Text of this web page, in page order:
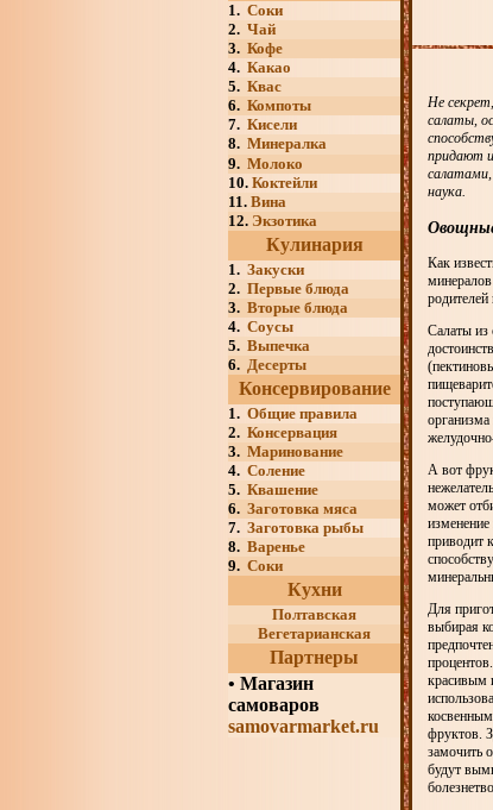
1. Соки
2. Чай
3. Кофе
4. Какао
5. Квас
6. Компоты
7. Кисели
8. Минералка
9. Молоко
10. Коктейли
11. Вина
12. Экзотика
Кулинария
1. Закуски
2. Первые блюда
3. Вторые блюда
4. Соусы
5. Выпечка
6. Десерты
Консервирование
1. Общие правила
2. Консервация
3. Маринование
4. Соление
5. Квашение
6. Заготовка мяса
7. Заготовка рыбы
8. Варенье
9. Соки
Кухни
Полтавская
Вегетарианская
Партнеры
• Магазин
самоваров
samovarmarket.ru
Не
салаты,
придают
салатами,
наука.
Как
Салаты из
А вот
может
приводит
Для
выбирая
красивым
фруктов.
замочить
будут